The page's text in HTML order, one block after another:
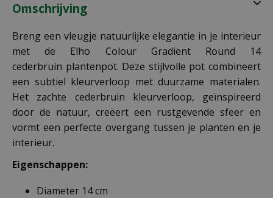
Omschrijving
Breng een vleugje natuurlijke elegantie in je interieur
met de Elho Colour Gradient Round 14
cederbruin plantenpot. Deze stijlvolle pot combineert
een subtiel kleurverloop met duurzame materialen.
Het zachte cederbruin kleurverloop, geïnspireerd
door de natuur, creëert een rustgevende sfeer en
vormt een perfecte overgang tussen je planten en je
interieur.
Eigenschappen:
Diameter 14 cm